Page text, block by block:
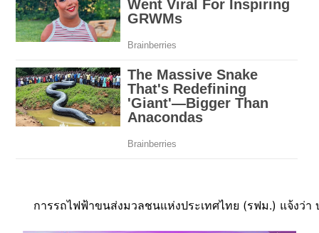
การรถไฟฟ้าขนส่งมวลชนแห่งประเทศไทย (รฟม.) แจ้ง